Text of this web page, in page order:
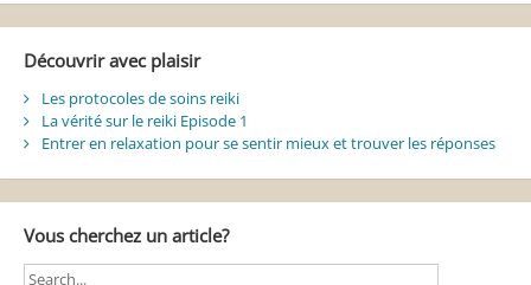
Découvrir avec plaisir
Les protocoles de soins reiki
La vérité sur le reiki Episode 1
Entrer en relaxation pour se sentir mieux et trouver les réponses
Vous cherchez un article?